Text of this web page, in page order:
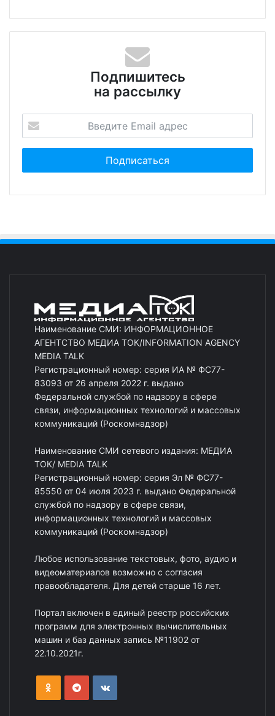
Подпишитесь
на рассылку
Наименование СМИ: ИНФОРМАЦИОННОЕ
АГЕНТСТВО МЕДИА ТОК/INFORMATION AGENCY
MEDIA TALK
Регистрационный номер: серия ИА № ФС77-
83093 от 26 апреля 2022 г. выдано
Федеральной службой по надзору в сфере
связи, информационных технологий и массовых
коммуникаций (Роскомнадзор)
Наименование СМИ сетевого издания: МЕДИА
ТОК/ MEDIA TALK
Регистрационный номер: серия Эл № ФС77-
85550 от 04 июля 2023 г. выдано Федеральной
службой по надзору в сфере связи,
информационных технологий и массовых
коммуникаций (Роскомнадзор)
Любое использование текстовых, фото, аудио и
видеоматериалов возможно с согласия
правообладателя. Для детей старше 16 лет.
Портал включен в единый реестр российских
программ для электронных вычислительных
машин и баз данных запись №11902 от
22.10.2021г.